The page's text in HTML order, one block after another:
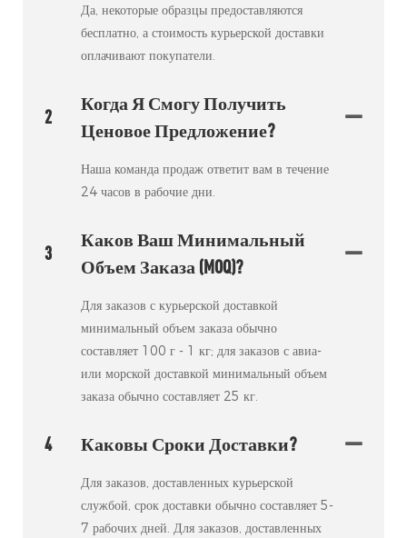
Да, некоторые образцы предоставляются
бесплатно, а стоимость курьерской доставки
оплачивают покупатели.
2
Когда Я Смогу Получить
Ценовое Предложение?
Наша команда продаж ответит вам в течение
24 часов в рабочие дни.
3
Каков Ваш Минимальный
Объем Заказа (MOQ)?
Для заказов с курьерской доставкой
минимальный объем заказа обычно
составляет 100 г - 1 кг; для заказов с авиа-
или морской доставкой минимальный объем
заказа обычно составляет 25 кг.
4 Каковы Сроки Доставки?
Для заказов, доставленных курьерской
службой, срок доставки обычно составляет 5-
7 рабочих дней. Для заказов, доставленных